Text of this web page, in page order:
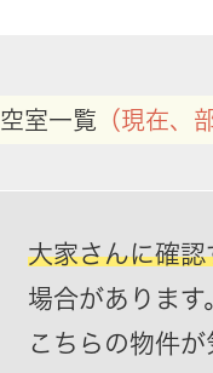
空室一覧 （現在、
大家さんに確
場合があります
こちらの物件が